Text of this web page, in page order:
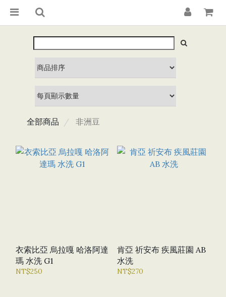
全部商品 非洲豆
衣索比亞 烏拉嘎 哈洛阿達
瑪 水洗 G1
NT$250
肯亞 祈安布 疾風莊園 AB
水洗
NT$270